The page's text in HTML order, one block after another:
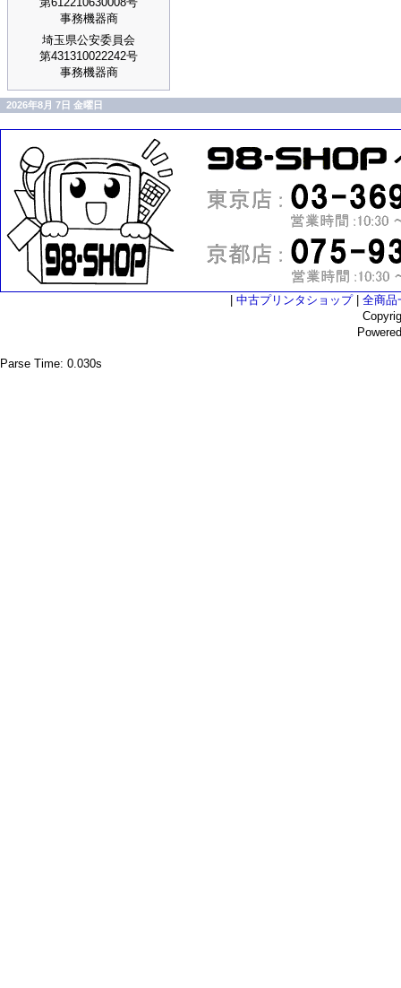
事務機器商
埼玉県公安委員会
第431310022242号
事務機器商
2026年8月 7日 金曜日
中古プリンタショップ| 全商品
Parse Time: 0.030s